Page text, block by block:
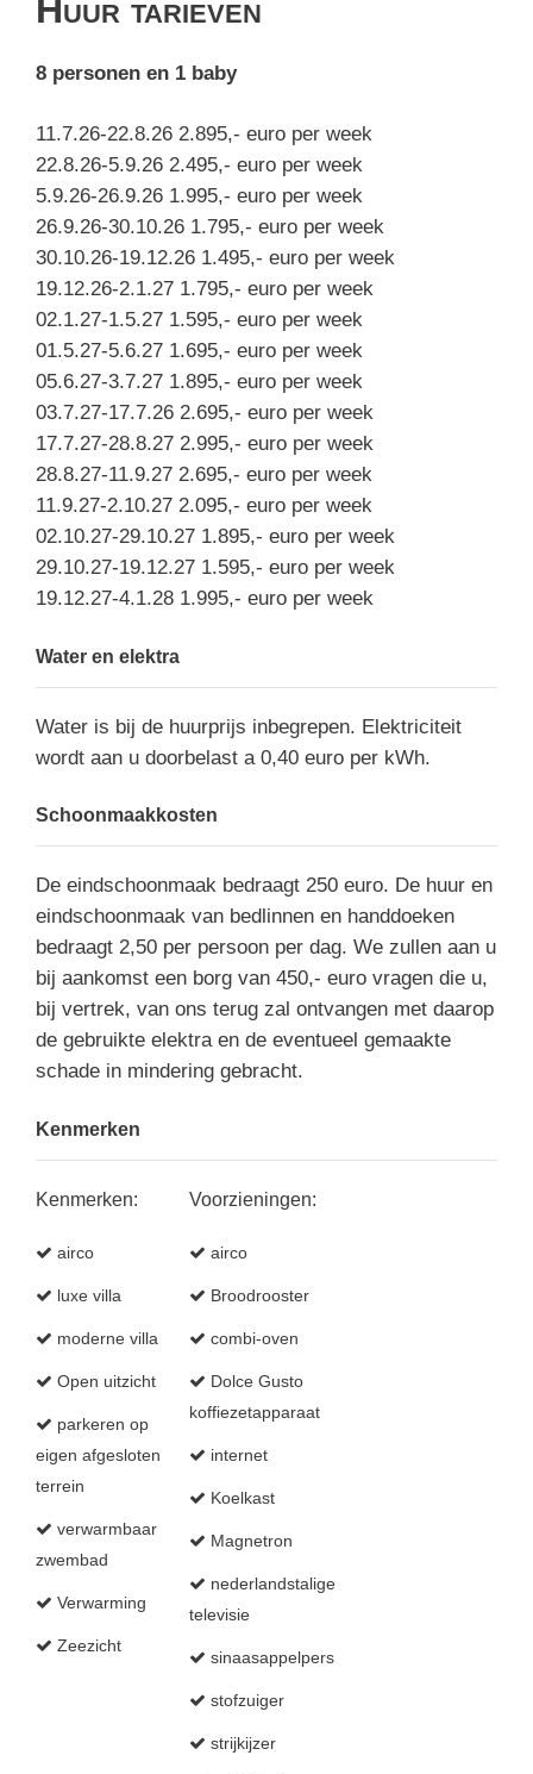
Huur tarieven
8 personen en 1 baby
11.7.26-22.8.26 2.895,- euro per week
22.8.26-5.9.26 2.495,- euro per week
5.9.26-26.9.26 1.995,- euro per week
26.9.26-30.10.26 1.795,- euro per week
30.10.26-19.12.26 1.495,- euro per week
19.12.26-2.1.27 1.795,- euro per week
02.1.27-1.5.27 1.595,- euro per week
01.5.27-5.6.27 1.695,- euro per week
05.6.27-3.7.27 1.895,- euro per week
03.7.27-17.7.26 2.695,- euro per week
17.7.27-28.8.27 2.995,- euro per week
28.8.27-11.9.27 2.695,- euro per week
11.9.27-2.10.27 2.095,- euro per week
02.10.27-29.10.27 1.895,- euro per week
29.10.27-19.12.27 1.595,- euro per week
19.12.27-4.1.28 1.995,- euro per week
Water en elektra
Water is bij de huurprijs inbegrepen. Elektriciteit
wordt aan u doorbelast a 0,40 euro per kWh.
Schoonmaakkosten
De eindschoonmaak bedraagt 250 euro. De huur en
eindschoonmaak van bedlinnen en handdoeken
bedraagt 2,50 per persoon per dag. We zullen aan u
bij aankomst een borg van 450,- euro vragen die u,
bij vertrek, van ons terug zal ontvangen met daarop
de gebruikte elektra en de eventueel gemaakte
schade in mindering gebracht.
Kenmerken
Kenmerken:
airco
luxe villa
moderne villa
Open uitzicht
parkeren op
eigen afgesloten
terrein
verwarmbaar
zwembad
Verwarming
Zeezicht
Voorzieningen:
airco
Broodrooster
combi-oven
Dolce Gusto
koffiezetapparaat
internet
Koelkast
Magnetron
nederlandstalige
televisie
sinaasappelpers
stofzuiger
strijkijzer